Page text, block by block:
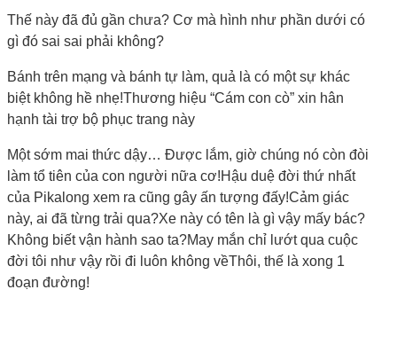
Thế này đã đủ gần chưa? Cơ mà hình như phần dưới có
gì đó sai sai phải không?
Bánh trên mạng và bánh tự làm, quả là có một sự khác
biệt không hề nhẹ!Thương hiệu “Cám con cò” xin hân
hạnh tài trợ bộ phục trang này
Một sớm mai thức dậy… Được lắm, giờ chúng nó còn đòi
làm tổ tiên của con người nữa cơ!Hậu duệ đời thứ nhất
của Pikalong xem ra cũng gây ấn tượng đấy!Cảm giác
này, ai đã từng trải qua?Xe này có tên là gì vậy mấy bác?
Không biết vận hành sao ta?May mắn chỉ lướt qua cuộc
đời tôi như vậy rồi đi luôn không vềThôi, thế là xong 1
đoạn đường!